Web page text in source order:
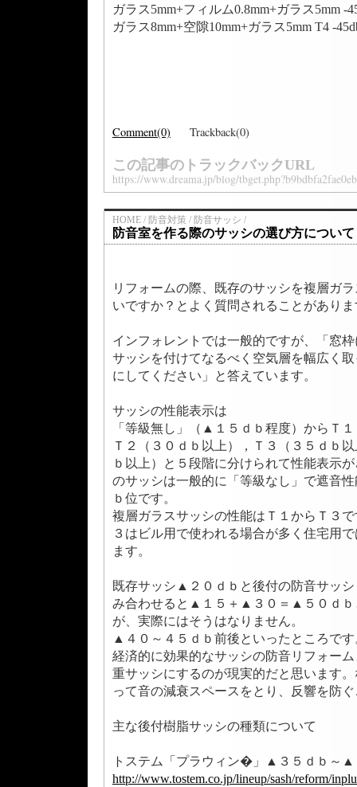
ガラス5mm+フィルム0.8mm+ガラス5mm -
ガラス8mm+空隙10mm+ガラス5mm T4 -
Comment(0) Trackback(0)
この記事のトラックバックURL
https://www.dreama.jp/blog/
HOME / 防音対策 / 防音サッシ /
防音室を作る際のサッシの選び方について
リフォームの際、既存のサッシを複層ガ
いですか？とよく質問されることがあり
インフォレントでは一般的ですが、「窓
サッシを付けてなるべく空気層を幅広く
にしてください」と答えています。
サッシの性能表示は
「等級無し」（▲１５ｄｂ程度）からＴ
Ｔ２（３０ｄｂ以上），Ｔ３（３５ｄｂ
ｂ以上）と５段階に分けられて性能表示
のサッシは一般的に「等級なし」で遮音
ｂ位です。
複層ガラスサッシの性能はＴ１からＴ３
３はビル用で使われる場合が多く住宅用
ます。
既存サッシ▲２０ｄｂと後付の防音サッ
み合わせると▲１５＋▲３０＝▲５０ｄｂ
が、実際にはそうはなりません。
▲４０～４５ｄｂ前後といったところです
経済的に効果的なサッシの防音リフォー
重サッシにするのが現実的だと思います
って音の減衰スペースをとり、反響を防
主な後付樹脂サッシの種類について
トステム「プラウィン�」▲３５ｄｂ～
http://www.tostem.co.jp/lineup/sash/reform/